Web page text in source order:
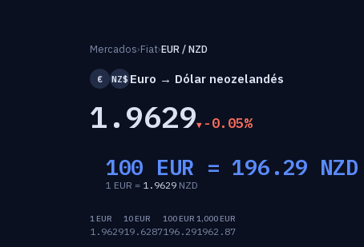
Mercados›Fiat›EUR / NZD
€ NZ$ Euro → Dólar neozelandés
1.9629 -0.05%
100 EUR =196.29 NZD
1 EUR = 1.9629 NZD
1 EUR
1.9629
10 EUR
19.6287
100 EUR
196.29
1,000 EUR
1962.87